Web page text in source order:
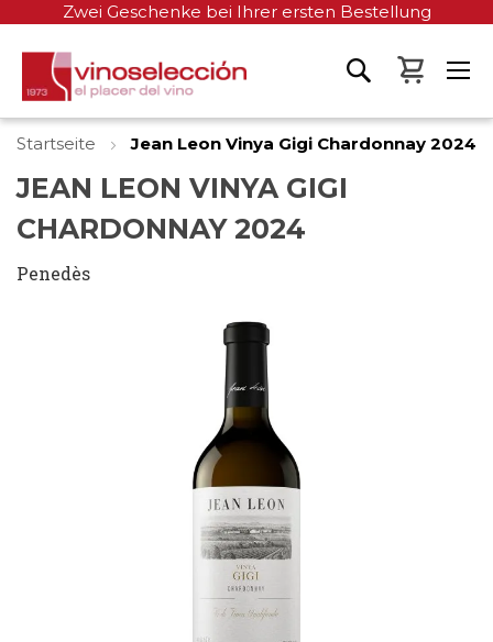
Zwei Geschenke bei Ihrer ersten Bestellung
Mein
Startseite Jean Leon Vinya Gigi Chardonnay 2024
JEAN LEON VINYA GIGI
CHARDONNAY 2024
Penedès